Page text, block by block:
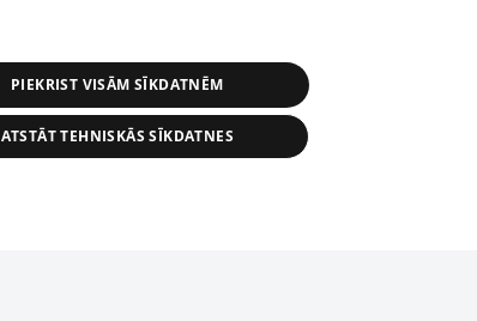
PIEKRIST VISĀM SĪKDATNĒM
ATSTĀT TEHNISKĀS SĪKDATNES